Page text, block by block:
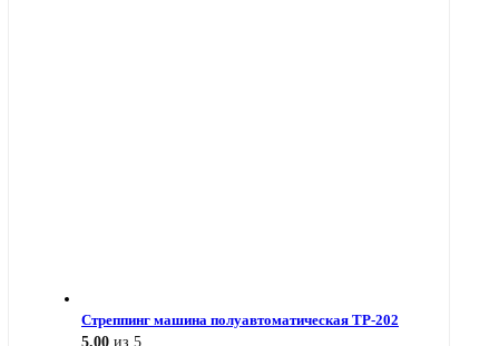
Стреппинг машина полуавтоматическая TP-202
5.00 из 5